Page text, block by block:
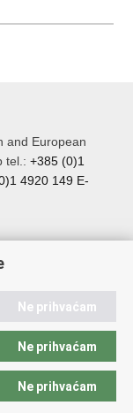
and European
tel.:+385 (0)1
4920 149 E-
Ne prihvaćam
Ne prihvaćam
Ne prihvaćam